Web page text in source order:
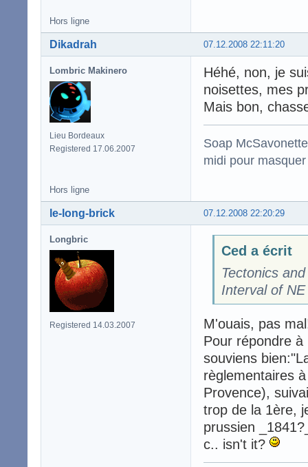
Hors ligne
07.12.2008 22:11:20
Dikadrah
Lombric Makinero
Lieu Bordeaux
Registered 17.06.2007
Héhé, non, je
noisettes, mes
Mais bon,
Soap
midi pour
Hors ligne
07.12.2008 22:20:29
le-long-brick
Longbric
Registered 14.03.2007
Ced a écrit
Tectonics
Interval of
M'ouais, pas
Pour répondre
souviens
règlementaires
Provence),
trop de la 1ère,
prussien
c.. isn't it?